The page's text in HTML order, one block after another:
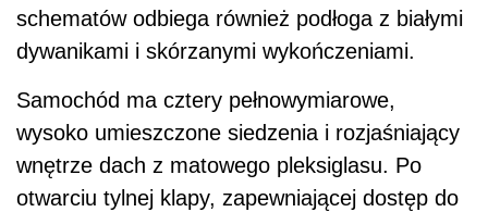
schematów odbiega również podłoga z białymi
dywanikami i skórzanymi wykończeniami.
Samochód ma cztery pełnowymiarowe,
wysoko umieszczone siedzenia i rozjaśniający
wnętrze dach z matowego pleksiglasu. Po
otwarciu tylnej klapy, zapewniającej dostęp do